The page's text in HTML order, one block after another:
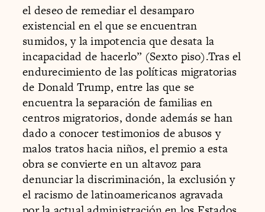
el deseo de remediar el desamparo
existencial en el que se encuentran
sumidos, y la impotencia que desata la
incapacidad de hacerlo” (Sexto piso).Tras el
endurecimiento de las políticas migratorias
de Donald Trump, entre las que se
encuentra la separación de familias en
centros migratorios, donde además se han
dado a conocer testimonios de abusos y
malos tratos hacia niños, el premio a esta
obra se convierte en un altavoz para
denunciar la discriminación, la exclusión y
el racismo de latinoamericanos agravada